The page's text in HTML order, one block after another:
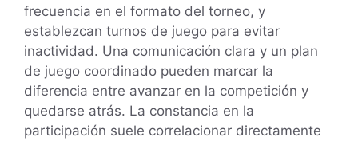
frecuencia en el formato del torneo, y
establezcan turnos de juego para evitar
inactividad. Una comunicación clara y un plan
de juego coordinado pueden marcar la
diferencia entre avanzar en la competición y
quedarse atrás. La constancia en la
participación suele correlacionar directamente